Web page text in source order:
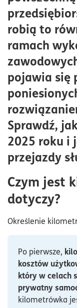
Limity
robią to
ramach
pojawia się
Sprawdź,
2025 roku i
przejazdy
Czym jest
dotyczy?
Określenie
Po pierwsze,
kosztów
który w celach
prywatny
kilometrówka